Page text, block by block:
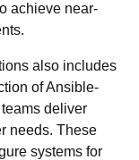
achieve near-
also includes
of Ansible-
deliver
needs. These
systems for